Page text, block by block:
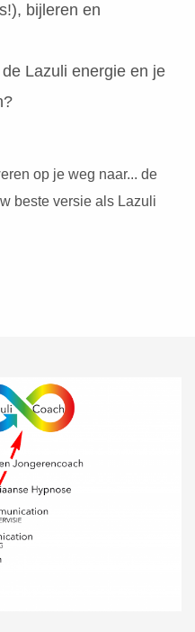
bijleren en
Lazuli energie en je
op je weg naar... de
beste versie als Lazuli